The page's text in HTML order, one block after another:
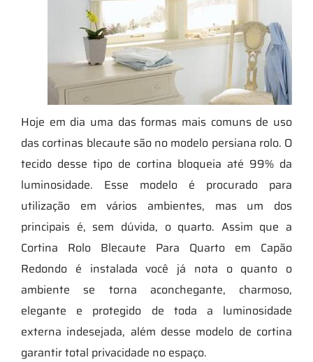
Hoje em dia uma das formas mais comuns de uso
das cortinas blecaute são no modelo persiana rolo. O
tecido desse tipo de cortina bloqueia até 99% da
luminosidade. Esse modelo é procurado para
utilização em vários ambientes, mas um dos
principais é, sem dúvida, o quarto. Assim que a
Cortina Rolo Blecaute Para Quarto em Capão
Redondo é instalada você já nota o quanto o
ambiente se torna aconchegante, charmoso,
elegante e protegido de toda a luminosidade
externa indesejada, além desse modelo de cortina
garantir total privacidade no espaço.